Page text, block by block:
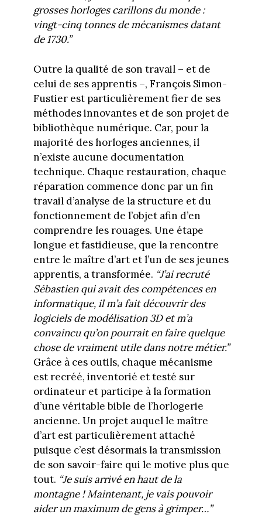
grosses horloges carillons du monde :
vingt-cinq tonnes de mécanismes datant
de 1730.”
Outre la qualité de son travail – et de
celui de ses apprentis –, François Simon-
Fustier est particulièrement fier de ses
méthodes innovantes et de son projet de
bibliothèque numérique. Car, pour la
majorité des horloges anciennes, il
n’existe aucune documentation
technique. Chaque restauration, chaque
réparation commence donc par un fin
travail d’analyse de la structure et du
fonctionnement de l’objet afin d’en
comprendre les rouages. Une étape
longue et fastidieuse, que la rencontre
entre le maître d’art et l’un de ses jeunes
apprentis, a transformée. “J’ai recruté
Sébastien qui avait des compétences en
informatique, il m’a fait découvrir des
logiciels de modélisation 3D et m’a
convaincu qu’on pourrait en faire quelque
chose de vraiment utile dans notre métier.”
Grâce à ces outils, chaque mécanisme
est recréé, inventorié et testé sur
ordinateur et participe à la formation
d’une véritable bible de l’horlogerie
ancienne. Un projet auquel le maître
d’art est particulièrement attaché
puisque c’est désormais la transmission
de son savoir-faire qui le motive plus que
tout. “Je suis arrivé en haut de la
montagne ! Maintenant, je vais pouvoir
aider un maximum de gens à grimper…”